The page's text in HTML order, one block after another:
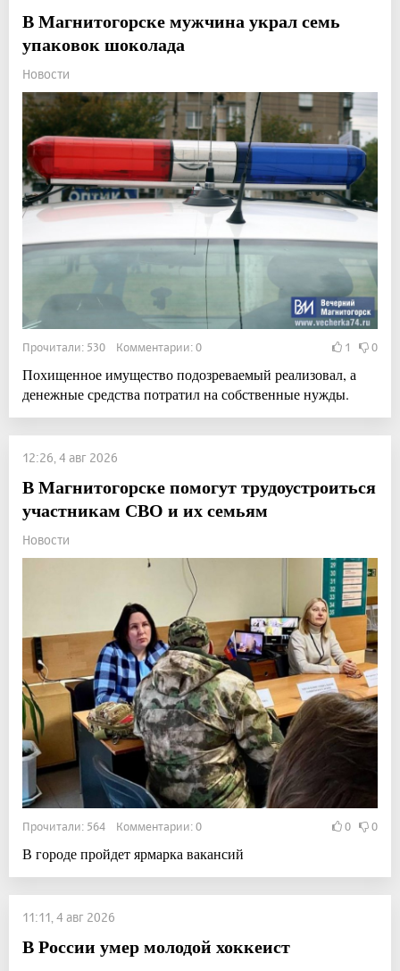
В Магнитогорске мужчина украл семь
упаковок шоколада
Новости
Прочитали: 530 Комментарии: 0 1 0
Похищенное имущество подозреваемый реализовал, а
денежные средства потратил на собственные нужды.
12:26, 4 авг 2026
В Магнитогорске помогут трудоустроиться
участникам СВО и их семьям
Новости
Прочитали: 564 Комментарии: 0 0 0
В городе пройдет ярмарка вакансий
11:11, 4 авг 2026
В России умер молодой хоккеист